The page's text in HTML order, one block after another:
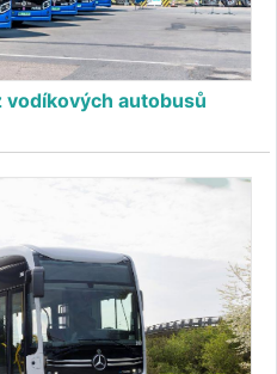
vodíkových autobusů